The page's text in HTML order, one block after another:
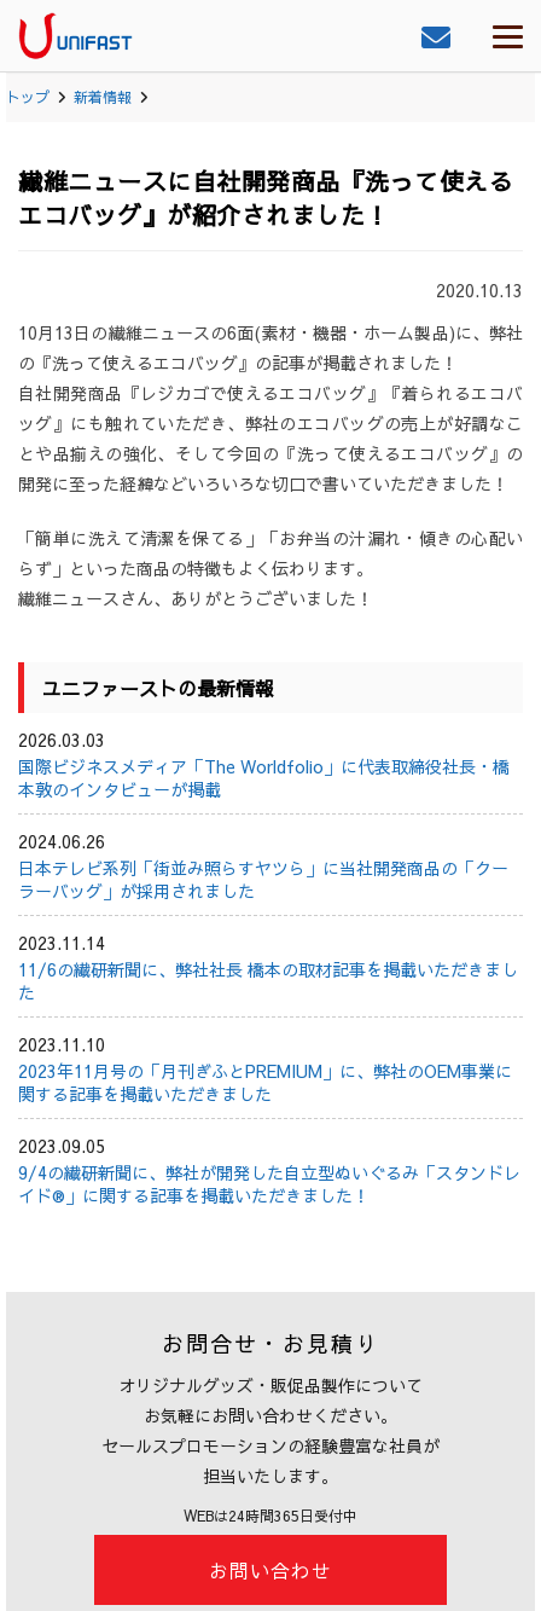
トップ 新着情報
繊維ニュースに自社開発商品『洗って使える
エコバッグ』が紹介されました！
2020.10.13
10月13日の繊維ニュースの6面(素材・機器・ホーム製品)に、弊社
の『洗って使えるエコバッグ』の記事が掲載されました！
自社開発商品『レジカゴで使えるエコバッグ』『着られるエコバ
ッグ』にも触れていただき、弊社のエコバッグの売上が好調なこ
とや品揃えの強化、そして今回の『洗って使えるエコバッグ』の
開発に至った経緯などいろいろな切口で書いていただきました！
「簡単に洗えて清潔を保てる」「お弁当の汁漏れ・傾きの心配い
らず」といった商品の特徴もよく伝わります。
繊維ニュースさん、ありがとうございました！
ユニファーストの最新情報
2026.03.03
国際ビジネスメディア「The Worldfolio」に代表取締役社長・橋
本敦のインタビューが掲載
2024.06.26
日本テレビ系列「街並み照らすヤツら」に当社開発商品の「クー
ラーバッグ」が採用されました
2023.11.14
11/6の繊研新聞に、弊社社長 橋本の取材記事を掲載いただきまし
た
2023.11.10
2023年11月号の「月刊ぎふとPREMIUM」に、弊社のOEM事業に
関する記事を掲載いただきました
2023.09.05
9/4の繊研新聞に、弊社が開発した自立型ぬいぐるみ「スタンドレ
イド®」に関する記事を掲載いただきました！
お問合せ・お見積り
オリジナルグッズ・販促品製作について
お気軽にお問い合わせください。
セールスプロモーションの経験豊富な社員が
担当いたします。
WEBは24時間365日受付中
お問い合わせ